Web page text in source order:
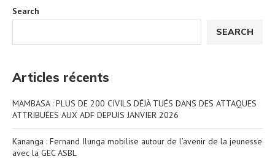
Search
SEARCH
Articles récents
MAMBASA : PLUS DE 200 CIVILS DÉJÀ TUÉS DANS DES ATTAQUES
ATTRIBUÉES AUX ADF DEPUIS JANVIER 2026
Kananga : Fernand Ilunga mobilise autour de l’avenir de la jeunesse
avec la GEC ASBL